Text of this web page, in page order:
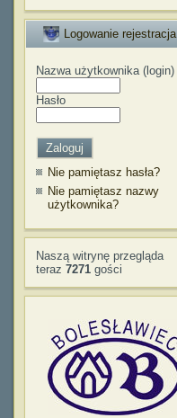
Logowanie rejestracja
Nazwa użytkownika (login)
Hasło
Nie pamiętasz hasła?
Nie pamiętasz nazwy
użytkownika?
Naszą witrynę przegląda
teraz 7271 gości